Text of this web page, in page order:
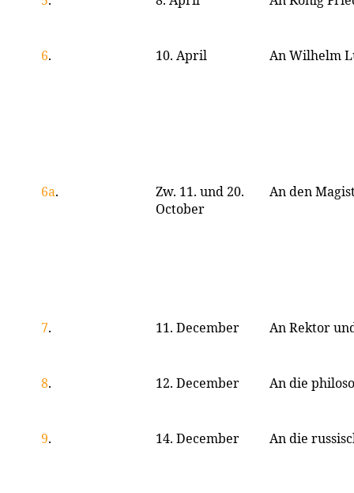
6. 10. April An Wilhelm
6a.
Zw. 11. und 20.
October
An den
7. 11. December An Rektor
8. 12. December An die
9. 14. December An die